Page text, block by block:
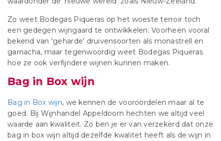
Zo weet Bodegas Piqueras op het woeste terroir toch
een gedegen wijngaard te ontwikkelen. Voorheen vooral
bekend van 'geharde' druivensoorten als monastrell en
garnacha, maar tegenwoordig weet Bodegas Piqueras
hoe ze ook verfijndere wijnen kunnen maken.
Bag in Box wijn
Bag in Box wijn, we kennen de vooroordelen maar al te
goed. Bij Wijnhandel Appeldoorn hechten we altijd veel
waarde aan kwaliteit. Zo ben je er van verzekerd dat onze
bag in box wijn altijd dezelfde kwalitet heeft als de wijn in